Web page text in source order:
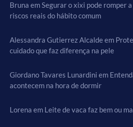
Bruna emSegurar o xixi pode romper
riscos reais do hábito comum
Alessandra Gutierrez Alcaldeem
cuidado que faz diferença na pele
Giordano Tavares Lunardini em
acontecem na hora de dormir
Lorena em Leite de vaca faz bem ou